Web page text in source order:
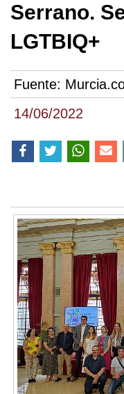
14/06/2022
Serrano.
LGTBIQ+
Fuente: